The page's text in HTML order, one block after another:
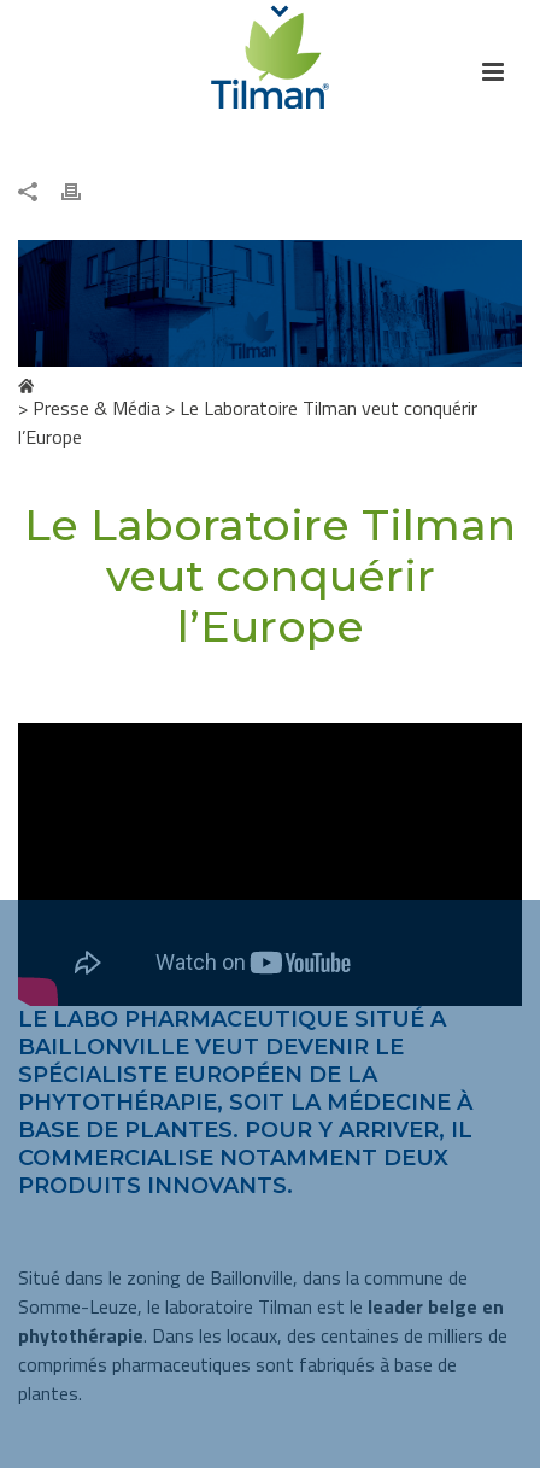
> Presse & Média > Le Laboratoire Tilman veut conquérir
l’Europe
Le Laboratoire Tilman
veut conquérir
l’Europe
LE LABO PHARMACEUTIQUE SITUÉ A
BAILLONVILLE VEUT DEVENIR LE
SPÉCIALISTE EUROPÉEN DE LA
PHYTOTHÉRAPIE, SOIT LA MÉDECINE À
BASE DE PLANTES. POUR Y ARRIVER, IL
COMMERCIALISE NOTAMMENT DEUX
PRODUITS INNOVANTS.
Situé dans le zoning de Baillonville, dans la commune de
Somme-Leuze, le laboratoire Tilman est le leader belge en
phytothérapie. Dans les locaux, des centaines de milliers de
comprimés pharmaceutiques sont fabriqués à base de
plantes.